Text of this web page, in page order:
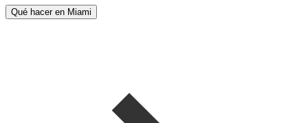
Qué hacer en Miami